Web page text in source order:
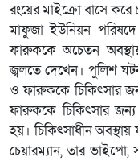
রংয়ের মাইক্রো বাসে করে
মাফুজা ইউনিয়ন
ফারুককে অচেতন
জ্বলতে দেখেন। পুলিশ
ও ফারুককে চিকিৎসার
ফারুককে চিকিৎসার
হয়। চিকিৎসাধীন অবস্থায়
চেয়ারম্যান, তার